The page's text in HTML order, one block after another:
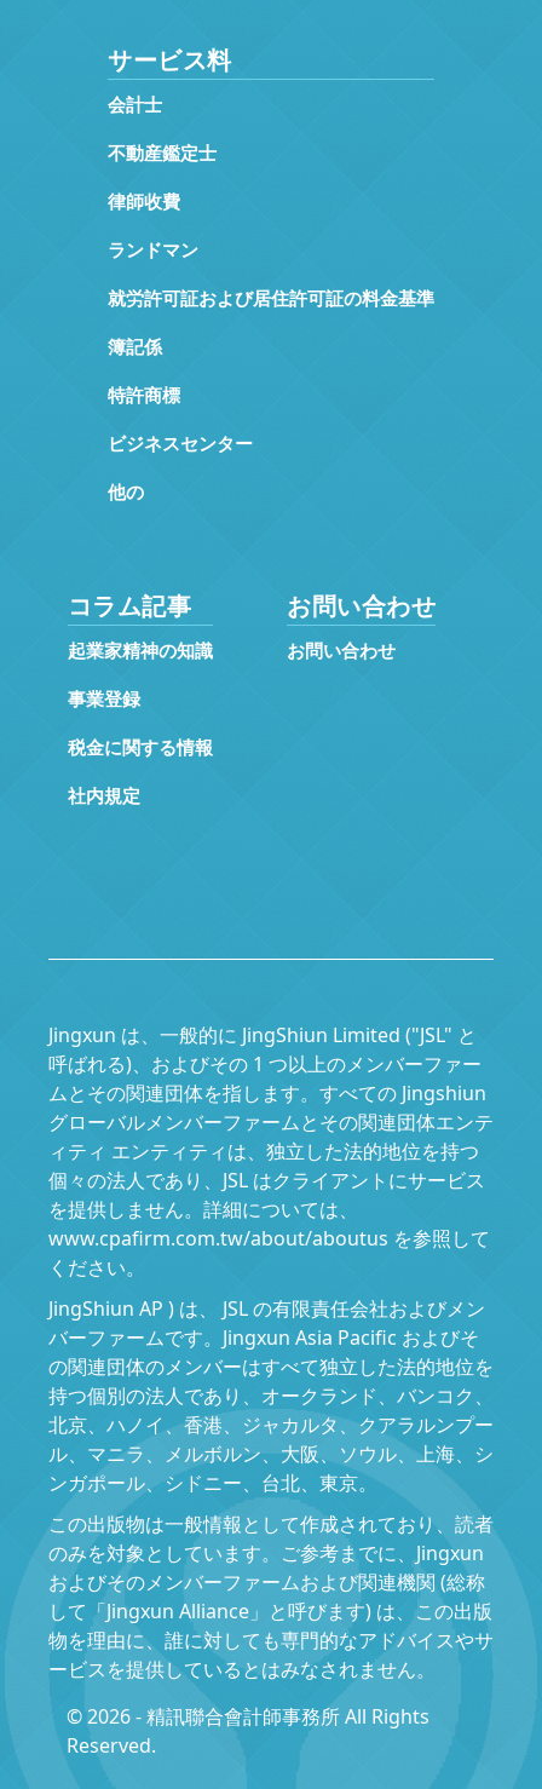
サービス料
会計士
不動産鑑定士
律師收費
ランドマン
就労許可証および居住許可証の料金基準
簿記係
特許商標
ビジネスセンター
他の
コラム記事
起業家精神の知識
事業登録
税金に関する情報
社内規定
お問い合わせ
お問い合わせ
Jingxun は、一般的に JingShiun Limited ("JSL" と
呼ばれる)、およびその 1 つ以上のメンバーファー
ムとその関連団体を指します。すべての Jingshiun
グローバルメンバーファームとその関連団体エンテ
ィティ エンティティは、独立した法的地位を持つ
個々の法人であり、JSL はクライアントにサービス
を提供しません。詳細については、
www.cpafirm.com.tw/about/aboutus を参照して
ください。
JingShiun AP ) は、 JSL の有限責任会社およびメン
バーファームです。Jingxun Asia Pacific およびそ
の関連団体のメンバーはすべて独立した法的地位を
持つ個別の法人であり、オークランド、バンコク、
北京、ハノイ、香港、ジャカルタ、クアラルンプー
ル、マニラ、メルボルン、大阪、ソウル、上海、シ
ンガポール、シドニー、台北、東京。
この出版物は一般情報として作成されており、読者
のみを対象としています。ご参考までに、Jingxun
およびそのメンバーファームおよび関連機関 (総称
して「Jingxun Alliance」と呼びます) は、この出版
物を理由に、誰に対しても専門的なアドバイスやサ
ービスを提供しているとはみなされません。
© 2026 - 精訊聯合會計師事務所 All Rights
Reserved.